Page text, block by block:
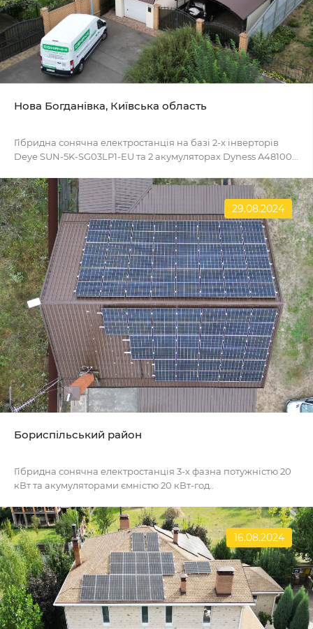
Нова Богданівка, Київська область
Гібридна сонячна електростанція на базі 2-х інверторів
Deye SUN-5K-SG03LP1-EU та 2 акумуляторах Dyness A48100...
29.08.2024
Бориспільський район
Гібридна сонячна електростанція 3-х фазна потужністю 20
кВт та акумуляторами ємністю 20 кВт-год..
16.08.2024